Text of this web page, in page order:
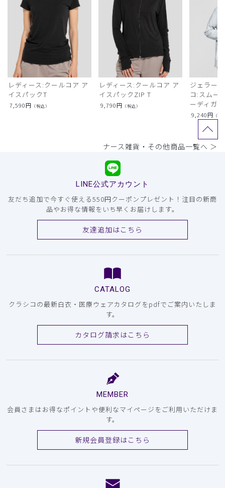
レディース:クールコア ア
イスパックT
7,590円 （税込）
レディース:クールコア ア
イスパックZIP T
9,790円 （税込）
ジェラー
コ:スムー
ーディガン
9,240円 （税
ナース雑貨・その他商品一覧へ ＞
LINE公式アカウント
友だち追加で今すぐ使える550円クーポンプレゼント！注目の新商
品やお得な情報をいち早くお届けします。
友達追加はこちら
CATALOG
クラシコの最新白衣・医療ウェアカタログをpdfでご案内いたしま
す。
カタログ請求はこちら
MEMBER
会員さまはお得なポイントや便利なマイページをご利用いただけま
す。
新規会員登録はこちら